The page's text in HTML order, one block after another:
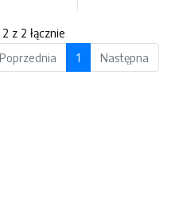
z 2 łącznie
Poprzednia
1 Następna